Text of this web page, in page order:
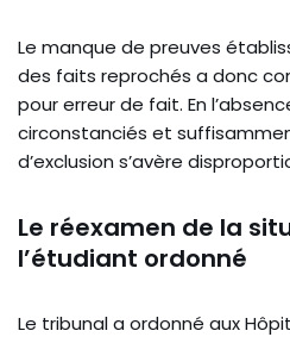
Le manque de preuves
des faits reprochés a donc
pour erreur de fait. En
circonstanciés et
d’exclusion s’avère
Le réexamen de la
l’étudiant ordonné
Le tribunal a ordonné aux